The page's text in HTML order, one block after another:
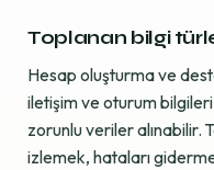
Toplanan bilgi
Hesap oluşturma ve
iletişim ve oturum bilgileri
zorunlu veriler alınabilir.
izlemek, hataları